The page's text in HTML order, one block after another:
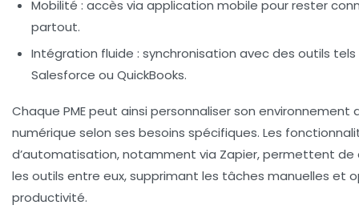
Mobilité : accès via application mobile pour rester
partout.
Intégration fluide : synchronisation avec des outils
Salesforce ou QuickBooks.
Chaque PME peut ainsi personnaliser son environnement
numérique selon ses besoins spécifiques. Les
d’automatisation, notamment via Zapier, permettent de
les outils entre eux, supprimant les tâches manuelles et
productivité.